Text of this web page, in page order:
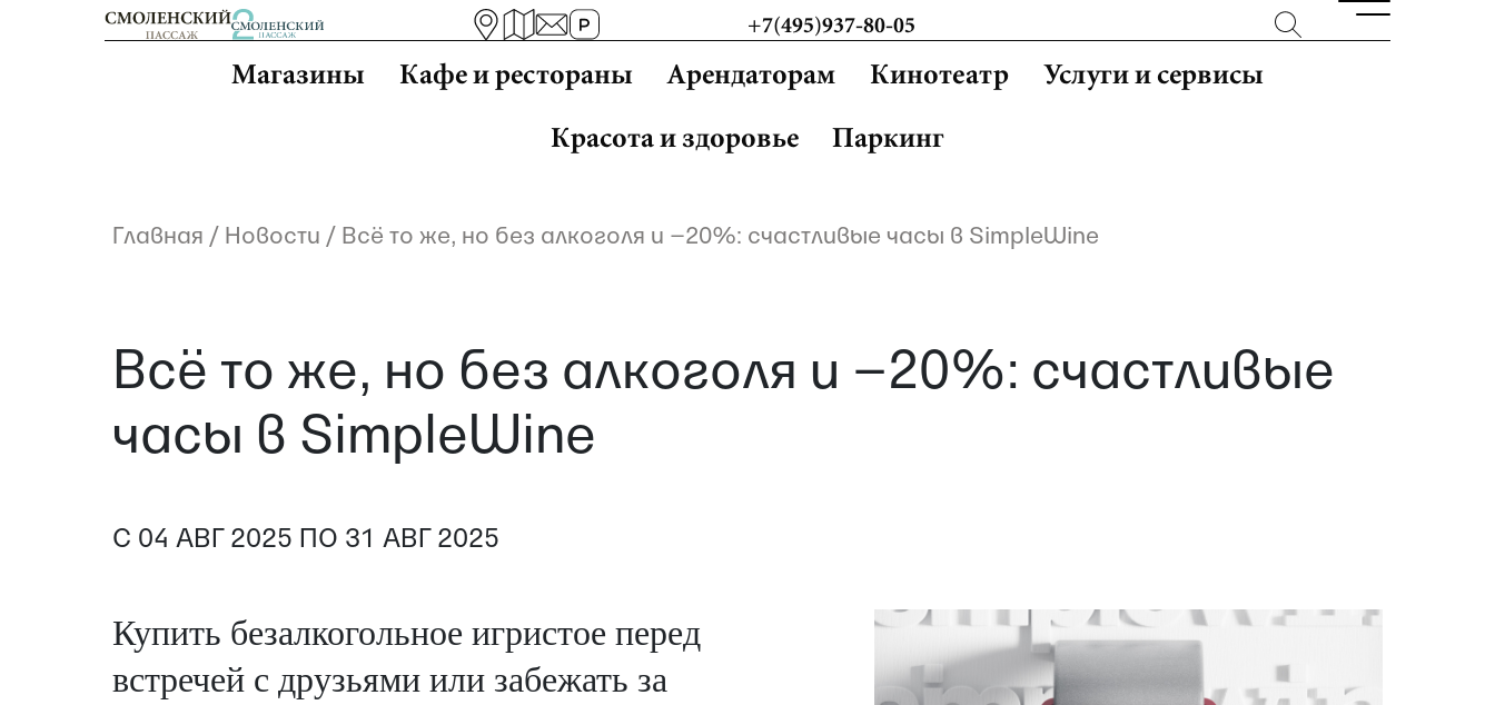
+7(495)937-80-05
Магазины Кафе и рестораны Арендаторам Кинотеатр
Услуги и сервисы
Красота и здоровье
Паркинг
Главная / Новости / Всё то же, но без алкоголя и −20%: счастливые часы в SimpleWine
Всё то же, но без алкоголя и −20%: счастливые
часы в SimpleWine
С 04 АВГ 2025 ПО 31 АВГ 2025
Купить безалкогольное игристое перед
встречей с друзьями или забежать за